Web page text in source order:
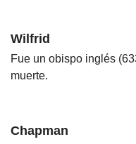
Wilfrid
Fue un obispo inglés
muerte.
Chapman